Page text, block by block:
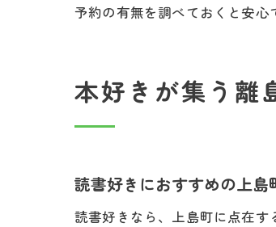
予約の有無を調べておくと安心
本好きが集う離
読書好きにおすすめの上島
読書好きなら、上島町に点在す